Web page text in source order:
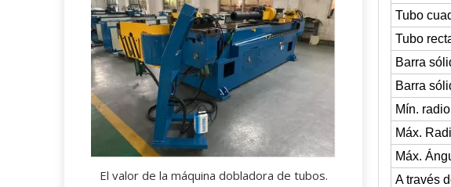
El valor de la máquina dobladora de tubos.
Tubo
Tubo
Barra
Barra
Mín.
Máx.
Máx.
A través